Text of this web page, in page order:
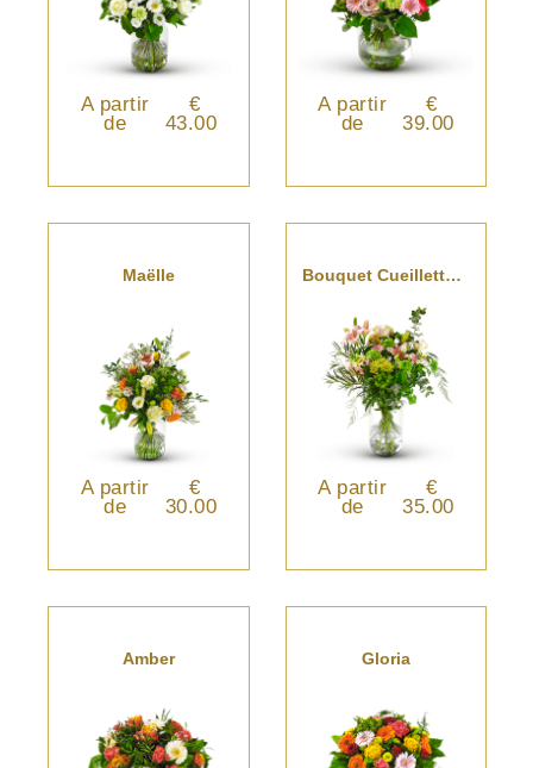
A partir
de
€
43.00
A partir
de
€
39.00
Maëlle
A partir
de
€
30.00
Bouquet Cueillette Tons Pastel
A partir
de
€
35.00
Amber Gloria